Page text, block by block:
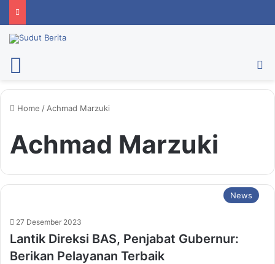
Home / Achmad Marzuki
Achmad Marzuki
News
27 Desember 2023
Lantik Direksi BAS, Penjabat Gubernur:
Berikan Pelayanan Terbaik